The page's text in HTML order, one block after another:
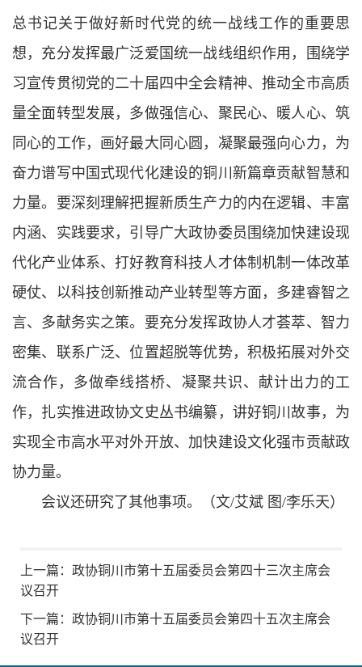
总书记关于做好新时代党的统一战线工作的重要思
想，充分发挥最广泛爱国统一战线组织作用，围绕学
习宣传贯彻党的二十届四中全会精神、推动全市高质
量全面转型发展，多做强信心、聚民心、暖人心、筑
同心的工作，画好最大同心圆，凝聚最强向心力，为
奋力谱写中国式现代化建设的铜川新篇章贡献智慧和
力量。要深刻理解把握新质生产力的内在逻辑、丰富
内涵、实践要求，引导广大政协委员围绕加快建设现
代化产业体系、打好教育科技人才体制机制一体改革
硬仗、以科技创新推动产业转型等方面，多建睿智之
言、多献务实之策。要充分发挥政协人才荟萃、智力
密集、联系广泛、位置超脱等优势，积极拓展对外交
流合作，多做牵线搭桥、凝聚共识、献计出力的工
作，扎实推进政协文史丛书编纂，讲好铜川故事，为
实现全市高水平对外开放、加快建设文化强市贡献政
协力量。
会议还研究了其他事项。（文/艾斌 图/李乐天）
上一篇： 政协铜川市第十五届委员会第四十三次主席会
议召开
下一篇： 政协铜川市第十五届委员会第四十五次主席会
议召开